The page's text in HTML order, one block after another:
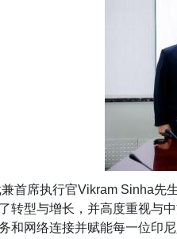
首席执行官Vikram Sinha先
转型与增长，并高度重视与中
和网络连接并赋能每一位印